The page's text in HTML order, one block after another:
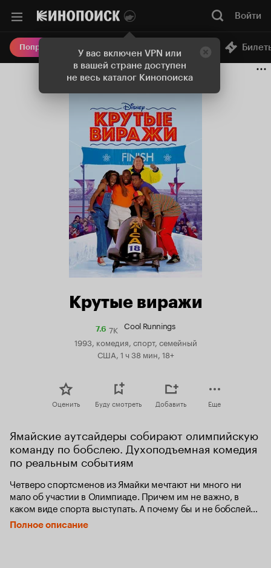
У вас включен VPN или
в вашей стране доступен
не весь каталог Кинопоиска
Войти
Попробовать Плюс Онлайн-кинотеатр
Крутые виражи
7.6Рейтинг
7K Cool Runnings
1993, комедия, спорт, семейный
США, 1 ч 38 мин, 18+
Оценить Буду смотреть Добавить Еще
Ямайские аутсайдеры собирают олимпийскую
команду по бобслею. Духоподъемная комедия
по реальным событиям
Четверо спортсменов из Ямайки мечтают ни много ни
мало об участии в Олимпиаде. Причем им не важно, в
каком виде спорта выступать. А почему бы и не бобслей?
Чего только не сделаешь на пути к заветной мечте. Пусть
даже этот путь ледяной, а мчаться приходится в
Полное описание